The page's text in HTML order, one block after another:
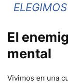
El
mental
Vivimos en una